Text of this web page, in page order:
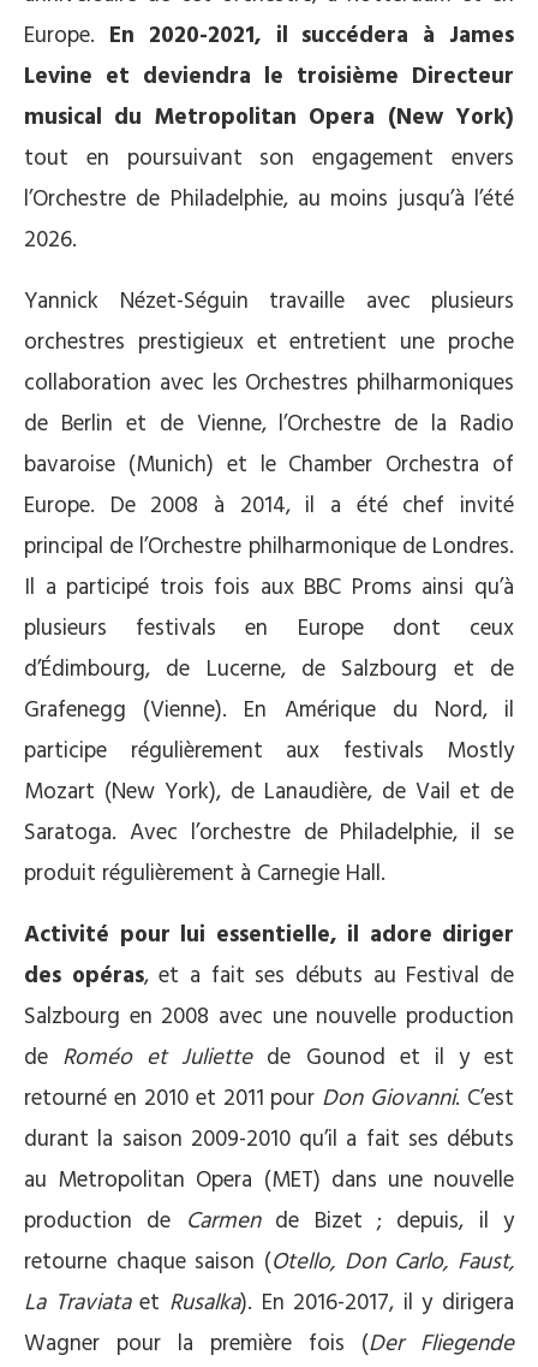
Europe. En 2020-2021, il succédera à James
Levine et deviendra le troisième Directeur
musical du Metropolitan Opera (New York)
tout en poursuivant son engagement envers
l’Orchestre de Philadelphie, au moins jusqu’à l’été
2026.
Yannick Nézet-Séguin travaille avec plusieurs
orchestres prestigieux et entretient une proche
collaboration avec les Orchestres philharmoniques
de Berlin et de Vienne, l’Orchestre de la Radio
bavaroise (Munich) et le Chamber Orchestra of
Europe. De 2008 à 2014, il a été chef invité
principal de l’Orchestre philharmonique de Londres.
Il a participé trois fois aux BBC Proms ainsi qu’à
plusieurs festivals en Europe dont ceux
d’Édimbourg, de Lucerne, de Salzbourg et de
Grafenegg (Vienne). En Amérique du Nord, il
participe régulièrement aux festivals Mostly
Mozart (New York), de Lanaudière, de Vail et de
Saratoga. Avec l’orchestre de Philadelphie, il se
produit régulièrement à Carnegie Hall.
Activité pour lui essentielle, il adore diriger
des opéras, et a fait ses débuts au Festival de
Salzbourg en 2008 avec une nouvelle production
de Roméo et Juliettede Gounod et il y est
retourné en 2010 et 2011 pour Don Giovanni. C’est
durant la saison 2009-2010 qu’il a fait ses débuts
au Metropolitan Opera (MET) dans une nouvelle
production de Carmende Bizet ; depuis, il y
retourne chaque saison (Otello, Don Carlo, Faust,
La Traviataet Rusalka). En 2016-2017, il y dirigera
Wagner pour la première fois (Der Fliegende